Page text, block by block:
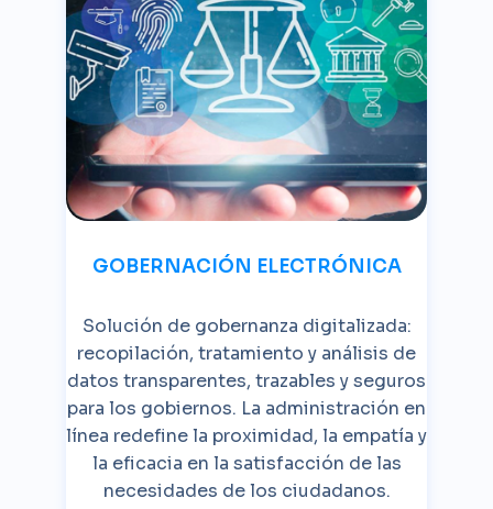
GOBERNACIÓN ELECTRÓNICA
Solución de gobernanza digitalizada:
recopilación, tratamiento y análisis de
datos transparentes, trazables y seguros
para los gobiernos. La administración en
línea redefine la proximidad, la empatía y
la eficacia en la satisfacción de las
necesidades de los ciudadanos.